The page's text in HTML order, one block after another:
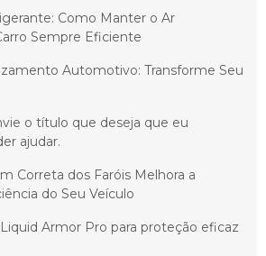
Como Manter o Ar
Sempre Eficiente
Automotivo: Transforme Seu
o título que deseja que eu
ajudar.
Correta dos Faróis Melhora a
do Seu Veículo
Armor Pro para proteção eficaz